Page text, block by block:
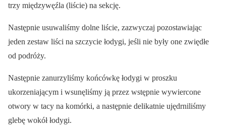
trzy międzywęźla (liście) na sekcję.
Następnie usuwaliśmy dolne liście, zazwyczaj pozostawiając
jeden zestaw liści na szczycie łodygi, jeśli nie były one zwiędłe
od podróży.
Następnie zanurzyliśmy końcówkę łodygi w proszku
ukorzeniającym i wsunęliśmy ją przez wstępnie wywiercone
otwory w tacy na komórki, a następnie delikatnie ujędrniliśmy
glebę wokół łodygi.